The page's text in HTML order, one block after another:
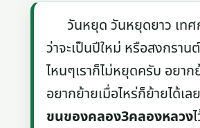
วันหยุด วันหยุดยาว เทศ
ว่าจะเป็นปีใหม่ หรือสงกราน
ไหนๆเราก็ไม่หยุดครับ อยาก
อยากย้ายเมื่อไหร่ก็ย้ายได้เล
ขนของคลอง3คลองหลวง